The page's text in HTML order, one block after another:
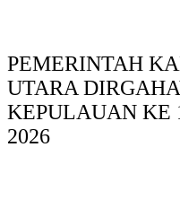
PEMERINTAH
UTARA
KEPULAUAN KE
2026